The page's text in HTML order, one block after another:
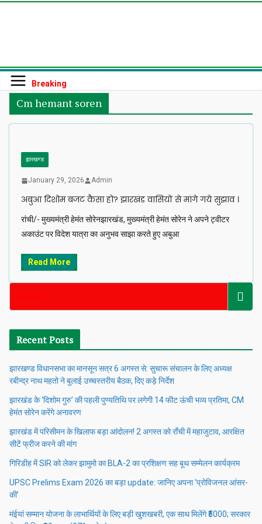
Breaking
Cm hemant soren
झारखण्ड
January 29, 2026 Admin
अबुआ दिशोम बजट कैसा हो? झारखंड वासियों से मांगे गये सुझाव ।
रांची/- मुख्यमंत्री हेमंत सोरेनझारखंड, मुख्यमंत्री हेमंत सोरेन ने अपने ट्वीटर
अकाउंट पर विदेश यात्रा का अनुभव साझा करते हुए अबुआ
Read More
Recent Posts
झारखण्ड विधानसभा का मानसून सत्र 6 अगस्त से: सुचारू संचालन के लिए अध्यक्ष
रबीन्द्र नाथ महतो ने बुलाई उच्चस्तरीय बैठक, दिए कड़े निर्देश
झारखंड के ‘दिशोम गुरु’ की पहली पुण्यतिथि पर लगेगी 14 फीट ऊंची भव्य प्रतिमा, CM
हेमंत सोरेन करेंगे अनावरण
झारखंड में परिसीमन के खिलाफ बड़ा आंदोलन! 2 अगस्त को राँची में महाजुटाव, आरक्षित
सीटें फ्रीज करने की मांग
गिरिडीह में SIR को लेकर झामुमो का BLA-2 का प्रशिक्षण सह बूथ सम्मेलन कार्यक्रम
UPSC Prelims Exam 2026 का बड़ा update: जानिए अपना ‘प्रोविजनल आंसर-
की’
मंईयां सम्मान योजना के लाभार्थियों के लिए बड़ी खुशखबरी, एक साथ मिलेंगे ₹5000; सरकार